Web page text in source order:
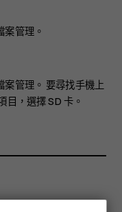
案管理。
案管理。 要尋找手機上
目，選擇SD 卡。